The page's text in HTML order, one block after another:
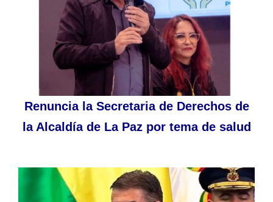
Renuncia la Secretaria de Derechos de
la Alcaldía de La Paz por tema de salud